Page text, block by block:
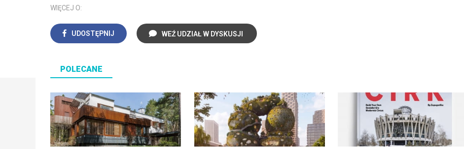
WIĘCEJ O:
UDOSTĘPNIJ WEŹ UDZIAŁ W DYSKUSJI
POLECANE